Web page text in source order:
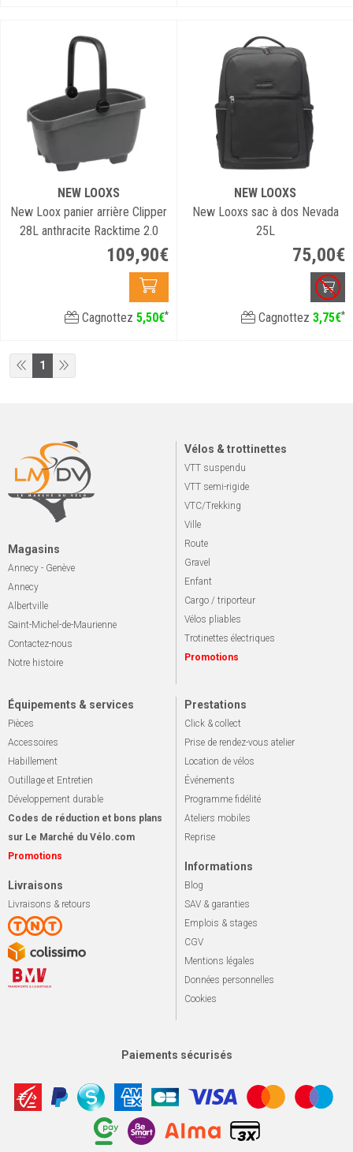
NEW LOOXS
New Loox panier arrière Clipper
28L anthracite Racktime 2.0
109,90€
Cagnottez 5,50€*
NEW LOOXS
New Looxs sac à dos Nevada
25L
75,00€
Cagnottez 3,75€*
1
Magasins
Annecy - Genève
Annecy
Albertville
Saint-Michel-de-Maurienne
Contactez-nous
Notre histoire
Vélos & trottinettes
VTT suspendu
VTT semi-rigide
VTC/Trekking
Ville
Route
Gravel
Enfant
Cargo / triporteur
Vélos pliables
Trotinettes électriques
Promotions
Équipements & services
Pièces
Accessoires
Habillement
Outillage et Entretien
Développement durable
Codes de réduction et bons plans
sur Le Marché du Vélo.com
Promotions
Livraisons
Livraisons & retours
Prestations
Click & collect
Prise de rendez-vous atelier
Location de vélos
Événements
Programme fidélité
Ateliers mobiles
Reprise
Informations
Blog
SAV & garanties
Emplois & stages
CGV
Mentions légales
Données personnelles
Cookies
Paiements sécurisés